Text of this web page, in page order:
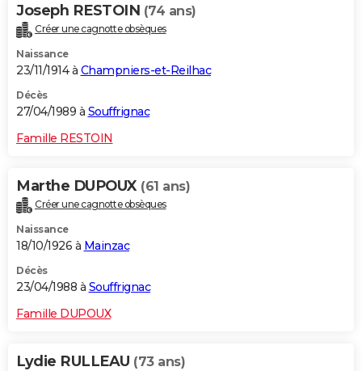
Joseph RESTOIN (74 ans)
Créer une cagnotte obsèques
Naissance
23/11/1914 à Champniers-et-Reilhac
Décès
27/04/1989 à Souffrignac
Famille RESTOIN
Marthe DUPOUX (61 ans)
Créer une cagnotte obsèques
Naissance
18/10/1926 à Mainzac
Décès
23/04/1988 à Souffrignac
Famille DUPOUX
Lydie RULLEAU (73 ans)